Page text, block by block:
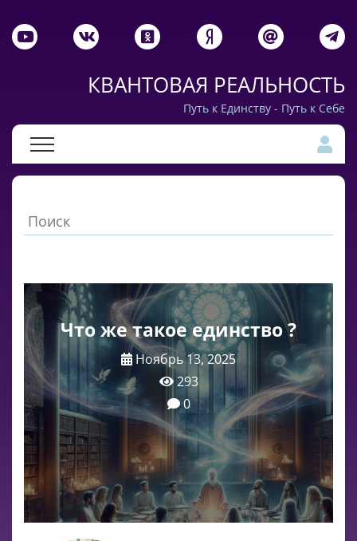
КВАНТОВАЯ РЕАЛЬНОСТЬ
Путь к Единству - Путь к Себе
Что же такое единство ?
Ноябрь 13, 2025
293
0